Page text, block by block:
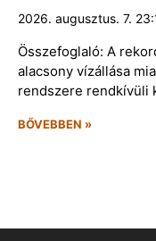
2026. augusztus. 7.
Összefoglaló: A
alacsony vízállása
rendszere rendkívüli
BŐVEBBEN »